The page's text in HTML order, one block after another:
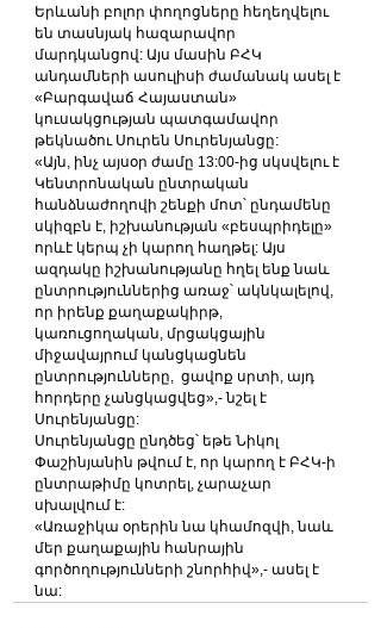
Երևանի բոլոր փողոցները հեղեղվելու
են տասնյակ հազարավոր
մարդկանցով: Այս մասին ԲՀԿ
անդամների ասուլիսի ժամանակ ասել է
«Բարգավաճ Հայաստան»
կուսակցության պատգամավոր
թեկնածու Սուրեն Սուրենյանցը:
«Այն, ինչ այսօր ժամը 13:00-ից սկսվելու է
Կենտրոնական ընտրական
հանձնաժողովի շենքի մոտ՝ ընդամենը
սկիզբն է, իշխանության «բեսպրիդելը»
որևէ կերպ չի կարող հաղթել: Այս
ազդակը իշխանությանը հղել ենք նաև
ընտրություններից առաջ՝ ակնկալելով,
որ իրենք քաղաքակիրթ,
կառուցողական, մրցակցային
միջավայրում կանցկացնեն
ընտրությունները,  ցավոք սրտի, այդ
հորդերը չանցկացվեց»,- նշել է
Սուրենյանցը:
Սուրենյանցը ընդծեց՝ եթե Նիկոլ
Փաշինյանին թվում է, որ կարող է ԲՀԿ-ի
ընտրաթիմը կոտրել, չարաչար
սխալվում է:
«Առաջիկա օրերին նա կհամոզվի, նաև
մեր քաղաքային հանրային
գործողությունների շնորհիվ»,- ասել է
նա: